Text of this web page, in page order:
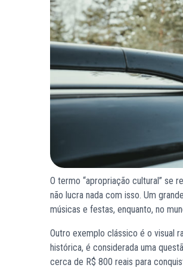
O termo “apropriação cultural” se
não lucra nada com isso. Um
músicas e festas, enquanto, no
Outro exemplo clássico é o visual
histórica, é considerada uma
cerca de R$ 800 reais para